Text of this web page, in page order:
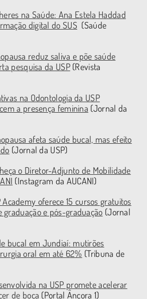
na Saúde: Ana Estela Haddad
digital do SUS (Saúde
reduz saliva e põe saúde
pesquisa da USP(Revista
na Odontologia da USP
a presença feminina (Jornal da
afeta saúde bucal, mas efeito
(Jornal da USP)
o Diretor-Adjunto de Mobilidade
(Instagram da AUCANI)
Academy oferece 15 cursos gratuitos
graduação e pós-graduação (Jornal
bucal em Jundiaí: mutirões
oral em até 62% (Tribuna de
na USP promete acelerar
de boca (Portal Âncora 1)